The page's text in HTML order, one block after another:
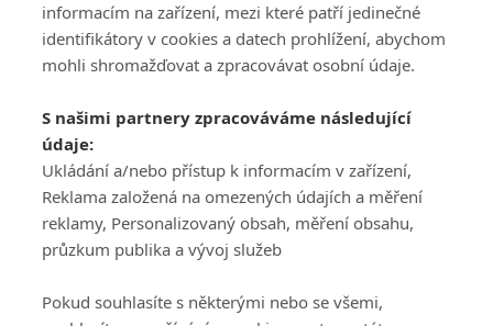
PŘIHLÁSIT
REGISTROVAT
DISKUZE
Šéfredaktorkou webu jePetr Slavík, e-mailserialy@fandimefilmu.cz
Máte-li zájem o inzerci na našem webu napište nám na e-mail
studio@koncal.com
Ochrana osobních údajů|Zásady používání cookies |Pravidla webu
Upravit nastavení soukromí
informacím na zařízení, mezi které patří jedinečné
identifikátory v cookies a datech prohlížení, abychom
mohli shromažďovat a zpracovávat osobní údaje.
S našimi partnery zpracováváme následující
údaje:
Ukládání a/nebo přístup k informacím v zařízení,
Reklama založená na omezených údajích a měření
reklamy, Personalizovaný obsah, měření obsahu,
průzkum publika a vývoj služeb
Pokud souhlasíte s některými nebo se všemi,